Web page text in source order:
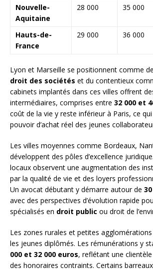
Nouvelle-
Aquitaine
28 000 35 000
Hauts-de-
France
29 000 36 000
Lyon et Marseille se positionnent comme
droit des sociétés et du contentieux
cabinets implantés dans ces villes offrent
intermédiaires, comprises entre 32 000 et
coût de la vie y reste inférieur à Paris, ce
pouvoir d’achat réel des jeunes
Les villes moyennes comme Bordeaux,
développent des pôles d’excellence
locaux observent une augmentation des
par la qualité de vie et des loyers
Un avocat débutant y démarre autour de
avec des perspectives d’évolution rapide
spécialisés en droit public ou droit de
Les zones rurales et petites
les jeunes diplômés. Les rémunérations y
000 et 32 000 euros, reflétant une
des honoraires contraints. Certains